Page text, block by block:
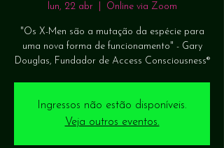
lun, 22 abr
  |
Online via Zoom
"Os X-Men são a mutação da espécie para
uma nova forma de funcionamento" - Gary
Douglas, Fundador de Access Consciousness®️
Ingressos não estão disponíveis.
Veja outros eventos.